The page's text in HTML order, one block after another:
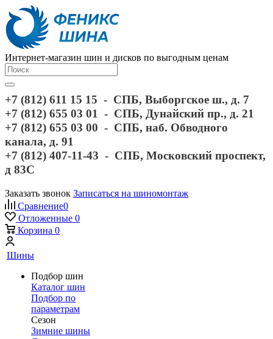
Интернет-магазин шин и дисков по выгодным ценам
+7 (812) 611 15 15 - СПБ, Выборгское ш., д. 7
+7 (812) 655 03 01 - СПБ, Дунайский пр., д. 21
+7 (812) 655 03 00 - СПБ, наб. Обводного
канала, д. 91
+7 (812) 407-11-43 - СПБ, Московский проспект,
д 83С
Заказать звонок Записаться на шиномонтаж
Сравнение0
Отложенные 0
Корзина 0
Шины
Подбор шин
Каталог шин
Подбор по
параметрам
Сезон
Зимние шины